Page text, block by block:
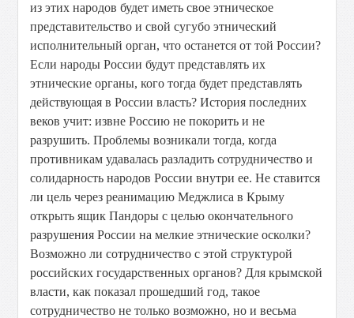
из этих народов будет иметь свое этническое
представительство и свой сугубо этнический
исполнительный орган, что останется от той России?
Если народы России будут представлять их
этнические органы, кого тогда будет представлять
действующая в России власть? История последних
веков учит: извне Россию не покорить и не
разрушить. Проблемы возникали тогда, когда
противникам удавалась разладить сотрудничество и
солидарность народов России внутри ее. Не ставится
ли цель через реанимацию Меджлиса в Крыму
открыть ящик Пандоры с целью окончательного
разрушения России на мелкие этнические осколки?
Возможно ли сотрудничество с этой структурой
российских государственных органов? Для крымской
власти, как показал прошедший год, такое
сотрудничество не только возможно, но и весьма